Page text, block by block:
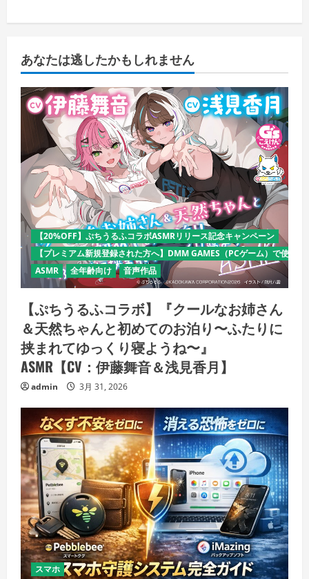
あなたは逃したかもしれません
【20%OFF】ぷちうるふコラボASMRリリース記念キャンペーン
【プレミアム新規登録された方へ】DMM GAMES（PCゲーム）で使え
ASMR
全年齢向け 音声作品
【ぷちうるふコラボ】『クールなお姉さん
＆天然ちゃんと初めてのお泊り〜ふたりに
挟まれてゆっくり寝ようね〜』
ASMR【CV：伊藤舞音＆浅見香月】
admin 3月 31, 2026
スマホ